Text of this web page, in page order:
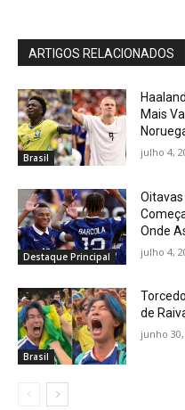
ARTIGOS RELACIONADOS
Brasil
Mais
julho 4,
Destaque Principal
Onde
julho 4,
Brasil
de
junho